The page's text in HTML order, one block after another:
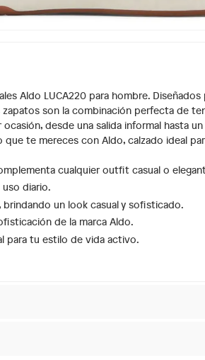
Aldo LUCA220 para hombre.
son la combinación perfecta de
desde una salida informal hasta
te mereces con Aldo, calzado ideal
cualquier outfit casual o
diario.
un look casual y sofisticado.
de la marca Aldo.
para tu estilo de vida activo.